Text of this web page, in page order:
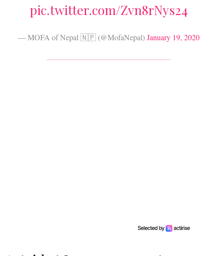
pic.twitter.com/Zvn8rNys24
— MOFA of Nepal 🇳🇵 (@MofaNepal)January 19, 2020